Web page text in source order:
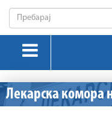
Лекарска комора